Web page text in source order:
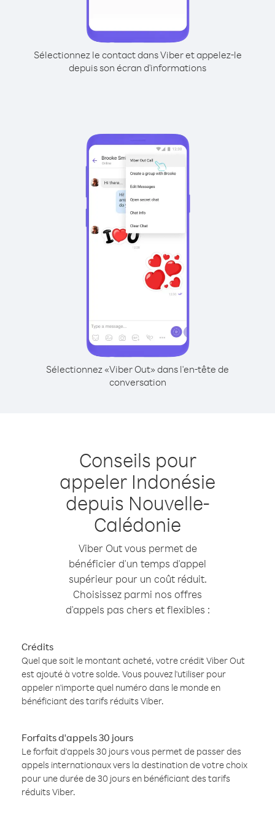
Sélectionnez le contact dans Viber et appelez-le
depuis son écran d'informations
Sélectionnez «Viber Out» dans l'en-tête de
conversation
Conseils pour
appeler Indonésie
depuis Nouvelle-
Calédonie
Viber Out vous permet de
bénéficier d'un temps d'appel
supérieur pour un coût réduit.
Choisissez parmi nos offres
d'appels pas chers et flexibles :
Crédits
Quel que soit le montant acheté, votre crédit Viber Out
est ajouté à votre solde. Vous pouvez l'utiliser pour
appeler n'importe quel numéro dans le monde en
bénéficiant des tarifs réduits Viber.
Forfaits d'appels 30 jours
Le forfait d'appels 30 jours vous permet de passer des
appels internationaux vers la destination de votre choix
pour une durée de 30 jours en bénéficiant des tarifs
réduits Viber.